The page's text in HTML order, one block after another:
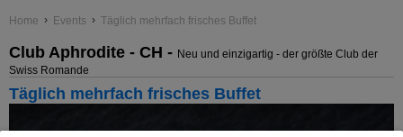
Home Events Täglich mehrfach frisches Buffet
Club Aphrodite - CH - Neu und einzigartig - der größte Club der
Swiss Romande
Täglich mehrfach frisches Buffet